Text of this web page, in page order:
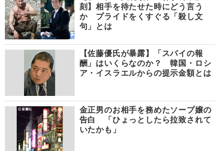
刻】相手を待たせた時にどう言う
か プライドをくすぐる「殺し文
句」とは
【佐藤優氏が暴露】「スパイの報
酬」はいくらなのか？ 韓国・ロシ
ア・イスラエルからの提示金額とは
金正男のお相手を務めたソープ嬢の
告白 「ひょっとしたら拉致されて
いたかも」